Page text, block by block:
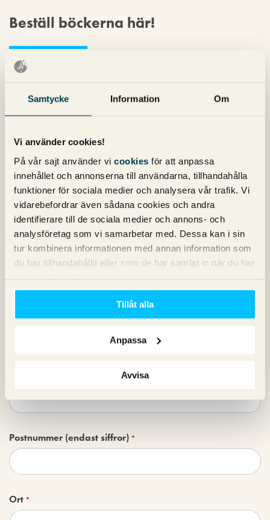
Samtycke Information Om
Vi använder cookies!
På vår sajt använder vi cookies för att anpassa
innehållet och annonserna till användarna, tillhandahålla
funktioner för sociala medier och analysera vår trafik. Vi
vidarebefordrar även sådana cookies och andra
identifierare till de sociala medier och annons- och
analysföretag som vi samarbetar med. Dessa kan i sin
tur kombinera informationen med annan information som
du har tillhandahållit eller som de har samlat in när du har
Tillåt alla
Anpassa
Avvisa
Beställ böckerna här!
Företag
Efternamn *
Telefonnummer*
Din e-post (Fakturan skickas hit)
Postnummer (endast siffror) *
Ort *